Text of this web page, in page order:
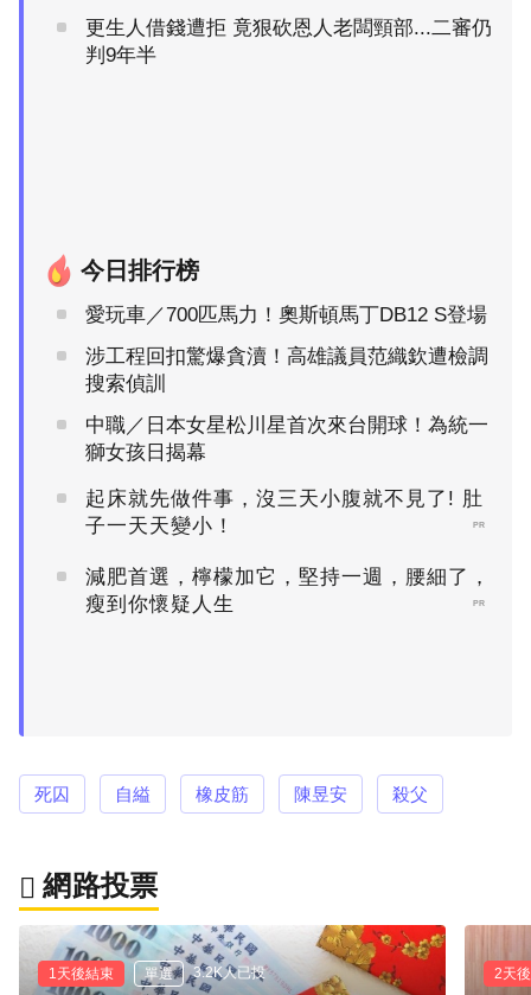
更生人借錢遭拒 竟狠砍恩人老闆頸部...二審仍
判9年半
今日排行榜
愛玩車／700匹馬力！奧斯頓馬丁DB12 S登場
涉工程回扣驚爆貪瀆！高雄議員范織欽遭檢調
搜索偵訓
中職／日本女星松川星首次來台開球！為統一
獅女孩日揭幕
起床就先做件事，沒三天小腹就不見了! 肚
子一天天變小！
PR
減肥首選，檸檬加它，堅持一週，腰細了，
瘦到你懷疑人生
PR
死囚 自縊 橡皮筋 陳昱安 殺父
網路投票
1天後結束 單選 3.2K人已投 2天